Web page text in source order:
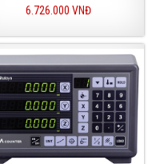
6.726.000 VNĐ